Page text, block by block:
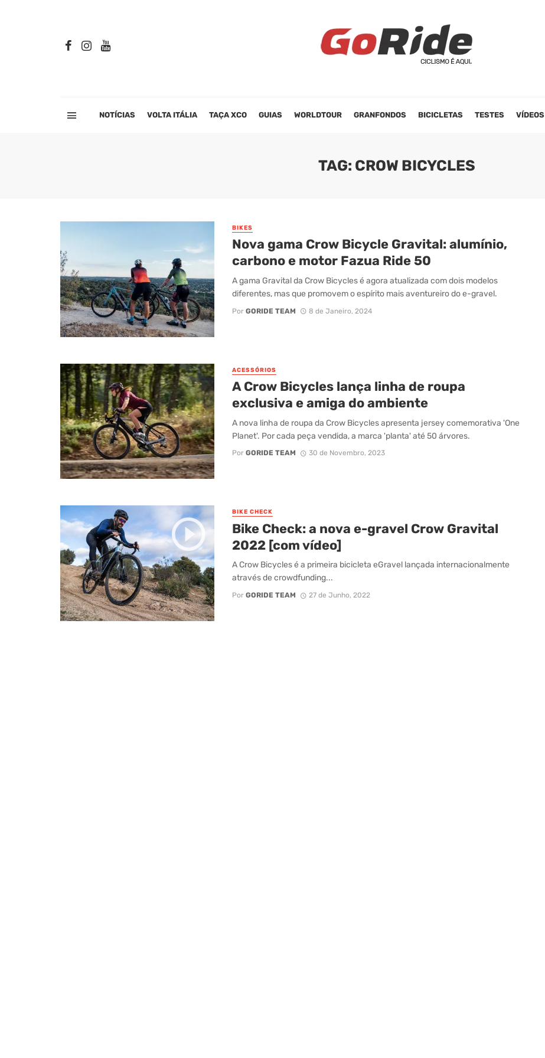
NOTÍCIAS VOLTA ITÁLIA TAÇA XCO GUIAS WORLDTOUR GRANFONDOS BICICLETAS TESTES VÍDEOS
TAG: CROW BICYCLES
BIKES
Nova gama Crow Bicycle Gravital: alumínio,
carbono e motor Fazua Ride 50
A gama Gravital da Crow Bicycles é agora atualizada com dois modelos
diferentes, mas que promovem o espírito mais aventureiro do e-gravel.
Por GORIDE TEAM 8 de Janeiro, 2024
ACESSÓRIOS
A Crow Bicycles lança linha de roupa
exclusiva e amiga do ambiente
A nova linha de roupa da Crow Bicycles apresenta jersey comemorativa 'One
Planet'. Por cada peça vendida, a marca 'planta' até 50 árvores.
Por GORIDE TEAM 30 de Novembro, 2023
BIKE CHECK
Bike Check: a nova e-gravel Crow Gravital
2022 [com vídeo]
A Crow Bicycles é a primeira bicicleta eGravel lançada internacionalmente
através de crowdfunding...
Por GORIDE TEAM 27 de Junho, 2022